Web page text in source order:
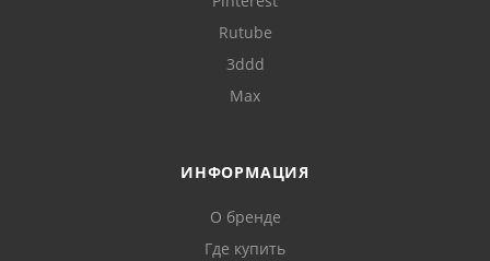
Rutube
3ddd
Max
ИНФОРМАЦИЯ
О бренде
Где купить